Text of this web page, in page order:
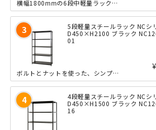
横幅1800mmの6段中軽量ラックの、奥行きたっぷりな600mmタイプ。ボルトレ...
5段軽量スチールラック NC
D450×H2100 ブラック
01
¥
ボルトとナットを使った、シンプルな軽量ラック「NCシリーズ」の小回りの利くW12...
4段軽量スチールラック NC
D450×H1500 ブラック
16